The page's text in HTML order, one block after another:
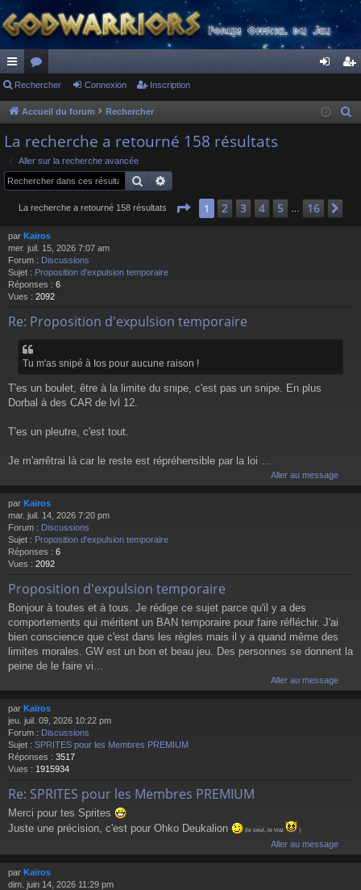
ac
co
ur
ci
s
or
u
s
ne cri
Rechercher Connexion Inscription
Accueil du forum Rechercher
La recherche a retourné 158 résultats
Aller sur la recherche avancée
Rechercher
La recherche a retourné 158 résultats Page 1sur 16
1 2 3 4 5 16
par Kaïros
mer. juil. 15, 2026 7:07 am
Forum : Discussions
Sujet : Proposition d'expulsion temporaire
Réponses : 6
Vues : 2092
Re: Proposition d'expulsion temporaire
Tu m'as snipé à Ios pour aucune raison !
T'es un boulet, être à la limite du snipe, c'est pas un snipe. En plus
Dorbal à des CAR de lvl 12.
T'es un pleutre, c'est tout.
Je m'arrêtrai là car le reste est répréhensible par la loi ...
Aller au message
par Kaïros
mar. juil. 14, 2026 7:20 pm
Forum : Discussions
Sujet : Proposition d'expulsion temporaire
Réponses : 6
Vues : 2092
Proposition d'expulsion temporaire
Bonjour à toutes et à tous. Je rédige ce sujet parce qu'il y a des
comportements qui méritent un BAN temporaire pour faire réfléchir. J'ai
bien conscience que c'est dans les règles mais il y a quand même des
limites morales. GW est un bon et beau jeu. Des personnes se donnent la
peine de le faire vi...
Aller au message
par Kaïros
jeu. juil. 09, 2026 10:22 pm
Forum : Discussions
Sujet : SPRITES pour les Membres PREMIUM
Réponses : 3517
Vues : 1915934
Re: SPRITES pour les Membres PREMIUM
Merci pour tes Sprites
Juste une précision, c'est pour Ohko Deukalion
(le seul, le vrai )
Aller au message
par Kaïros
dim. juin 14, 2026 11:29 pm